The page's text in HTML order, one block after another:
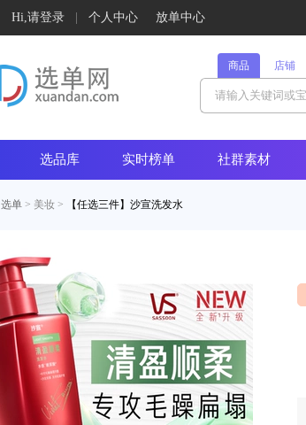
Hi,请登录 个人中心 放单中心
商品 店铺
选品库 实时榜单 社群素材
选单 > 美妆 > 【任选三件】沙宣洗发水